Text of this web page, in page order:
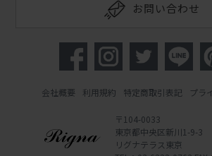
お問い合わせ
会社概要 利用規約 特定商取引表記 プラ
〒104-0033
東京都中央区新川1-9-3
リグナテラス東京